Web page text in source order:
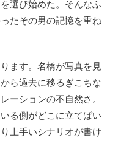
選び始めた。そんなふ
たその男の記憶を重ね
ます。名橋が写真を見
ら過去に移るぎこちな
ーションの不自然さ。
る側がどこに立てばい
上手いシナリオが書け